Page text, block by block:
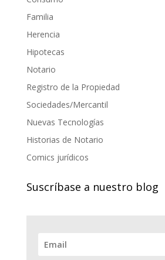
Familia
Herencia
Hipotecas
Notario
Registro de la Propiedad
Sociedades/Mercantil
Nuevas Tecnologías
Historias de Notario
Comics jurídicos
Suscríbase a nuestro blog